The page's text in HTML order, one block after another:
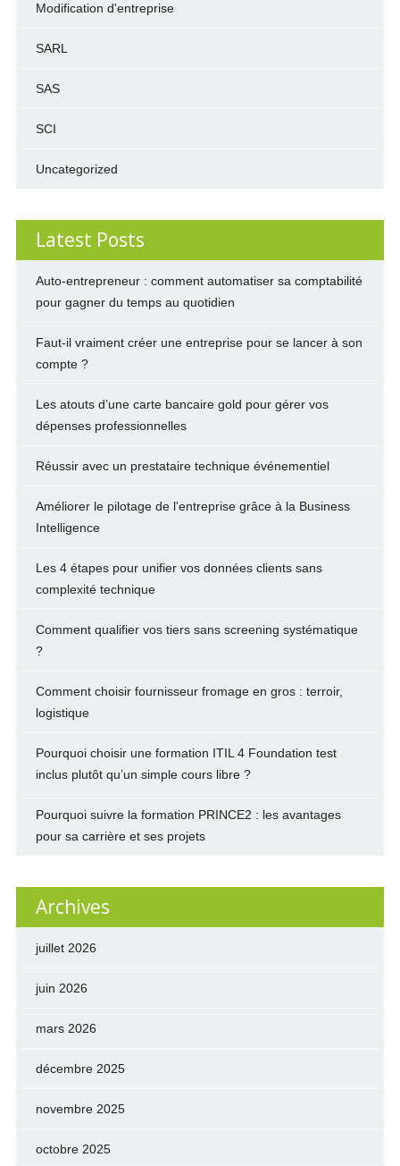
Modification d'entreprise
SARL
SAS
SCI
Uncategorized
Latest Posts
Auto-entrepreneur : comment automatiser sa comptabilité
pour gagner du temps au quotidien
Faut-il vraiment créer une entreprise pour se lancer à son
compte ?
Les atouts d’une carte bancaire gold pour gérer vos
dépenses professionnelles
Réussir avec un prestataire technique événementiel
Améliorer le pilotage de l'entreprise grâce à la Business
Intelligence
Les 4 étapes pour unifier vos données clients sans
complexité technique
Comment qualifier vos tiers sans screening systématique
?
Comment choisir fournisseur fromage en gros : terroir,
logistique
Pourquoi choisir une formation ITIL 4 Foundation test
inclus plutôt qu’un simple cours libre ?
Pourquoi suivre la formation PRINCE2 : les avantages
pour sa carrière et ses projets
Archives
juillet 2026
juin 2026
mars 2026
décembre 2025
novembre 2025
octobre 2025